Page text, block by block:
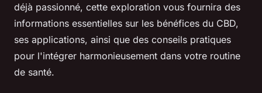
déjà passionné, cette exploration vous fournira des
informations essentielles sur les bénéfices du CBD,
ses applications, ainsi que des conseils pratiques
pour l'intégrer harmonieusement dans votre routine
de santé.